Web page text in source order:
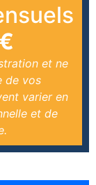
€
et ne
de vos
varier en
et de